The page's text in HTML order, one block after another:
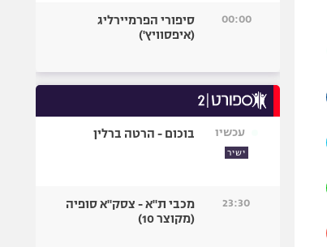
אופניים
כדורמים
פוטבול אמריקאי NFL
גיימינג E-Sports
00:00
סיפורי הפרמיירליג
(איפסוויץ')
עכשיו
ישיר
בוכום - הרטה ברלין
23:30
מכבי ת"א - צסק"א סופיה
(מקוצר 10)